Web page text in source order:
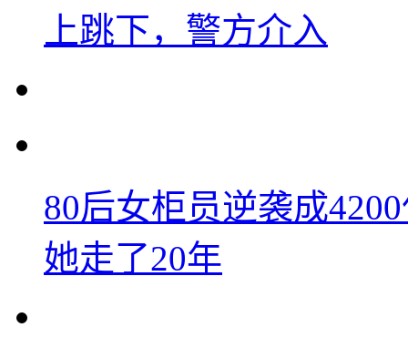
上跳下，警方介入
80后女柜员逆袭成
她走了20年